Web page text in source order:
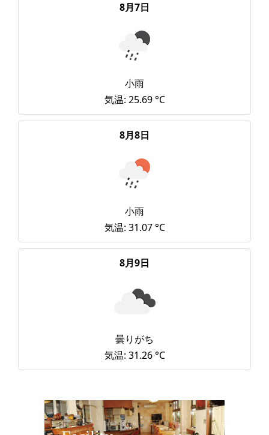
8月7日
小雨
気温: 25.69 °C
8月8日
小雨
気温: 31.07 °C
8月9日
曇りがち
気温: 31.26 °C